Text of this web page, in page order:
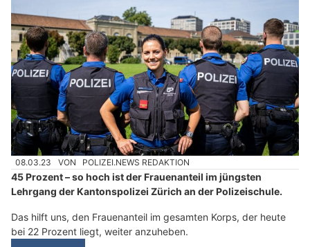
08.03.23 VON POLIZEI.NEWS REDAKTION
45 Prozent – so hoch ist der Frauenanteil im jüngsten
Lehrgang der Kantonspolizei Zürich an der Polizeischule.
Das hilft uns, den Frauenanteil im gesamten Korps, der heute
bei 22 Prozent liegt, weiter anzuheben.